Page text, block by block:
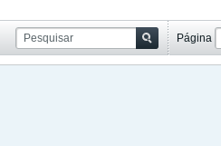
Página